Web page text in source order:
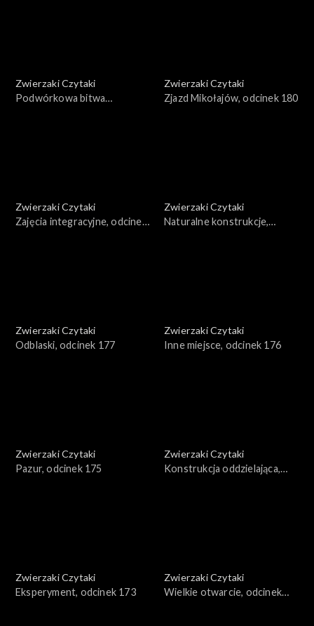
Zwierzaki Czytaki
Podwórkowa bitwa
Zwierzaki Czytaki
Zjazd Mikołajów, odcinek 180
Zwierzaki Czytaki
Zajęcia integracyjne, odcinek
Zwierzaki Czytaki
Naturalne konstrukcje,
Zwierzaki Czytaki
Odblaski, odcinek 177
Zwierzaki Czytaki
Inne miejsce, odcinek 176
Zwierzaki Czytaki
Pazur, odcinek 175
Zwierzaki Czytaki
Konstrukcja oddzielająca,
Zwierzaki Czytaki
Eksperyment, odcinek 173
Zwierzaki Czytaki
Wielkie otwarcie, odcinek